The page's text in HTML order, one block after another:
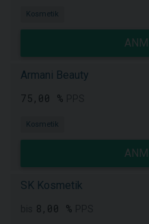
Kosmetik
Armani Beauty
75,00 %
Kosmetik
SK Kosmetik
8,00 %